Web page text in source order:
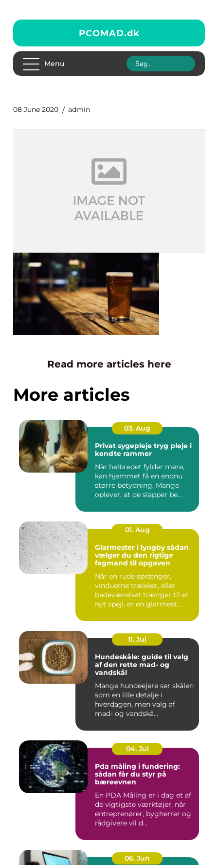
PCOMAD.dk
Menu
08 June 2020 admin
Read more articles here
More articles
03. Aug
Privat sygepleje tryg pleje i
kendte rammer
Når helbredet fylder mere,
kan hjemmet få en endnu
større betydning. Mange
oplever, at de slapper be...
01. Aug
Glarmester i lyngby sådan
vælger du den rigtige
fagmand til opgaven
Når en rude sprænger,
vinduerne trækker, eller
badeværelset trænger til et
nyt spejl, er en glarmest...
11. Jul
Hundeskåle: guide til valg
af den rette mad- og
vandskål
Mange hundeejere ser skålen
som en lille detalje i
hverdagen, men valg af
mad- og vandskå...
04. Jul
Pda måling i fundering:
sådan får du styr på
bæreevnen
En PDA Måling er i dag et af
de vigtigste værktøjer, når
entreprenører, bygherrer og
rådgivere vil d...
06. Jun